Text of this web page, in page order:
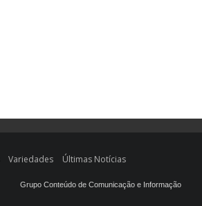
Variedades Últimas Notícias
Grupo Conteúdo de Comunicação e Informação